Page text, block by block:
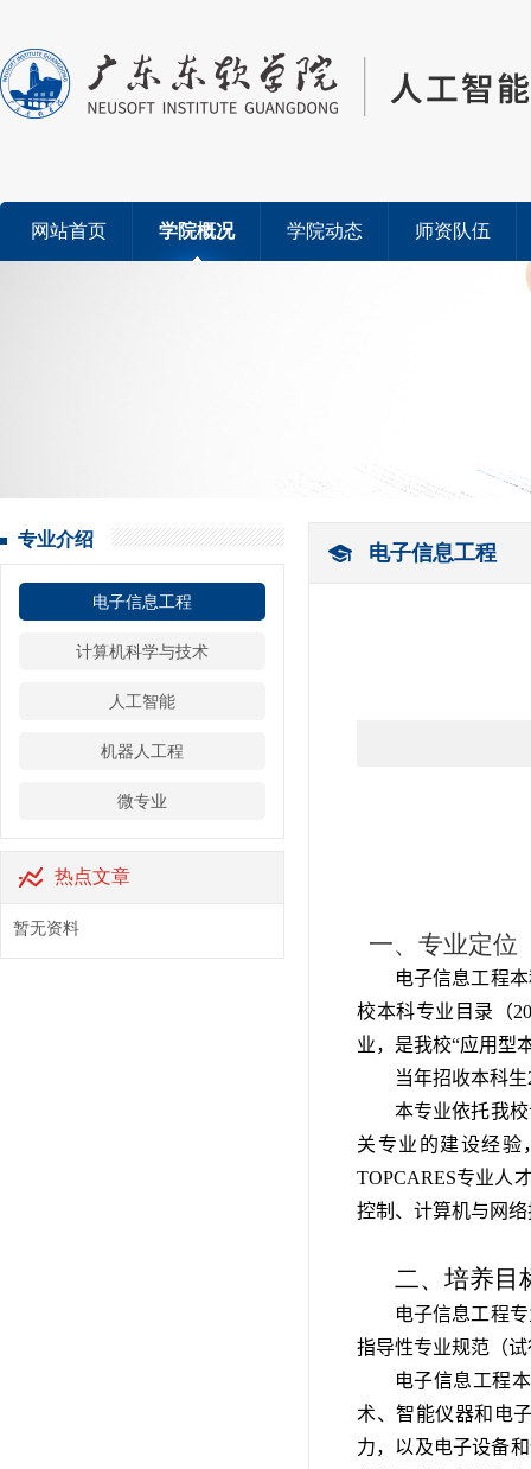
网站首页 学院概况 学院动态 师资队伍
专业介绍
电子信息工程
计算机科学与技术
人工智能
机器人工程
微专业
热点文章
暂无资料
电子信息工程
一、专业定位
电子信息工程
校本科专业目录（
业，是我校“应用型
当年招收本科
本专业依托我
关专业的建设经验
TOPCARES专业人
控制、计算机与 网
二、培养目
电子信息工程
指导性专业规范（
电子信息工程
术、智能仪器和电
力，以及电子设备